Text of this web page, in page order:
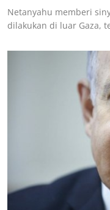
Netanyahu memberi
dilakukan di luar Gaza,